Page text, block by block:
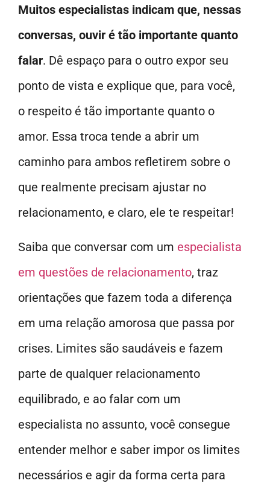
Muitos especialistas indicam que, nessas
conversas, ouvir é tão importante quanto
falar. Dê espaço para o outro expor seu
ponto de vista e explique que, para você,
o respeito é tão importante quanto o
amor. Essa troca tende a abrir um
caminho para ambos refletirem sobre o
que realmente precisam ajustar no
relacionamento, e claro, ele te respeitar!
Saiba que conversar com um especialista
em questões de relacionamento, traz
orientações que fazem toda a diferença
em uma relação amorosa que passa por
crises. Limites são saudáveis e fazem
parte de qualquer relacionamento
equilibrado, e ao falar com um
especialista no assunto, você consegue
entender melhor e saber impor os limites
necessários e agir da forma certa para